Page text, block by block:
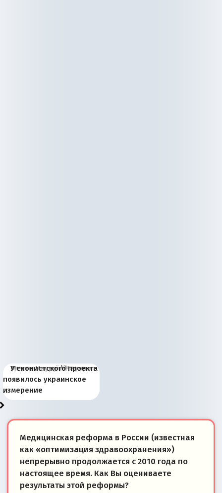
Киевская марионетка
Запада рассказала о
«переобувании» хозяев
В России назрели
перемены: 15 шагов к
суверенной экономике
Миграционный пожар
Европы
Россия начинает
сбрасывать балласт
Анкориджа
Россия зимой 1904
года: первые уступки во
внутренней политике
Русская нация вчера и
сегодня
Почему правый крах в
Варшаве не поможет её
отношениям с Россией?
Место Науру / Науэро в
современной истории
Южной Осетии
У сионистского проекта
появилось украинское
измерение
Медицинская реформа в России (известная
как «оптимизация здравоохранения»)
непрерывно продолжается с 2010 года по
настоящее время. Как Вы оцениваете
результаты этой реформы?